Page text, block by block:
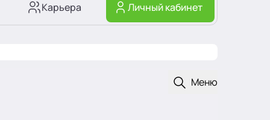
Карьера Личный кабинет
Меню
Открыть поиск